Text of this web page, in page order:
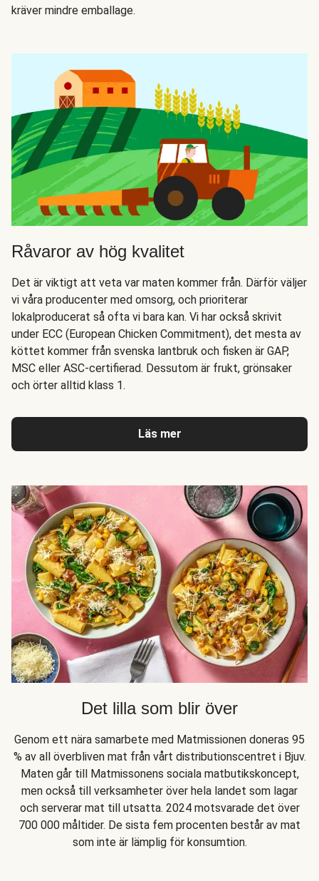
kräver mindre emballage.
Råvaror av hög kvalitet
Det är viktigt att veta var maten kommer från. Därför väljer
vi våra producenter med omsorg, och prioriterar
lokalproducerat så ofta vi bara kan. Vi har också skrivit
under ECC (European Chicken Commitment), det mesta av
köttet kommer från svenska lantbruk och fisken är GAP,
MSC eller ASC-certifierad. Dessutom är frukt, grönsaker
och örter alltid klass 1.
Läs mer
Det lilla som blir över
Genom ett nära samarbete med Matmissionen doneras 95
% av all överbliven mat från vårt distributionscentret i Bjuv.
Maten går till Matmissonens sociala matbutikskoncept,
men också till verksamheter över hela landet som lagar
och serverar mat till utsatta. 2024 motsvarade det över
700 000 måltider. De sista fem procenten består av mat
som inte är lämplig för konsumtion.